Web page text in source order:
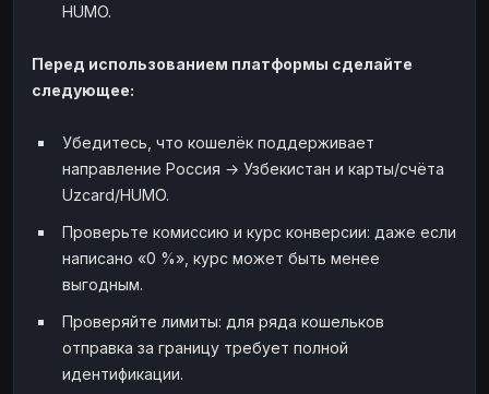
HUMO.
Перед использованием платформы сделайте
следующее:
Убедитесь, что кошелёк поддерживает
направление Россия → Узбекистан и карты/счёта
Uzcard/HUMO.
Проверьте комиссию и курс конверсии: даже если
написано «0 %», курс может быть менее
выгодным.
Проверяйте лимиты: для ряда кошельков
отправка за границу требует полной
идентификации.